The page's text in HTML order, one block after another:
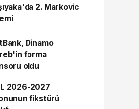
2. Markovic
Dinamo
forma
oldu
2026-2027
fikstürü